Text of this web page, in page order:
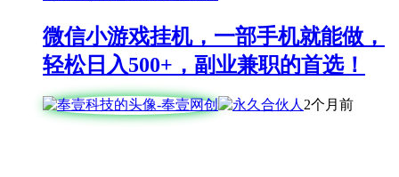
微信小游戏挂机，一部手机就能做，
轻松日入500+，副业兼职的首选！
2个月前